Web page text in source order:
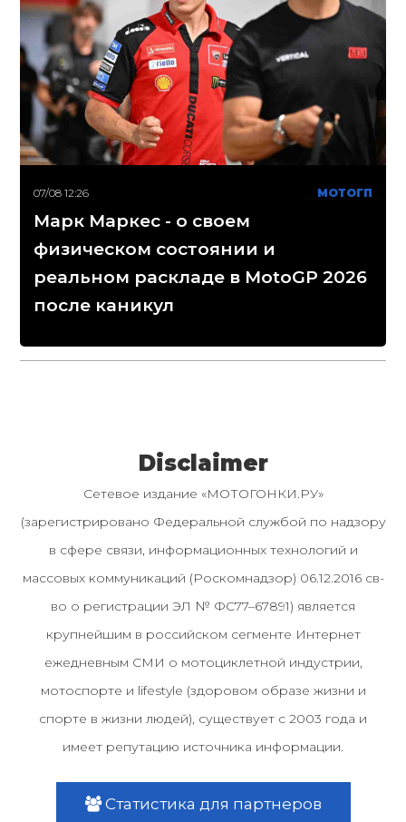
07/08 12:26 МОТОГП
Марк Маркес - о своем
физическом состоянии и
реальном раскладе в MotoGP 2026
после каникул
Disclaimer
Сетевое издание «МОТОГОНКИ.РУ»
(зарегистрировано Федеральной службой по надзору
в сфере связи, информационных технологий и
массовых коммуникаций (Роскомнадзор) 06.12.2016 св-
во о регистрации ЭЛ № ФС77–67891) является
крупнейшим в российском сегменте Интернет
ежедневным СМИ о мотоциклетной индустрии,
мотоспорте и lifestyle (здоровом образе жизни и
спорте в жизни людей), существует с 2003 года и
имеет репутацию источника информации.
Статистика для партнеров